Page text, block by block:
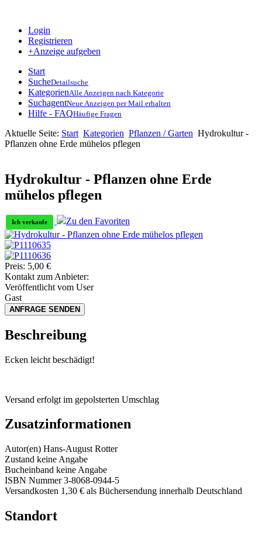
Login
Registrieren
+Anzeige aufgeben
Start
SucheDetailsuche
KategorienAlle Anzeigen nach Kategorie
SuchagentNeue Anzeigen per Mail erhalten
Hilfe - FAQHäufige Fragen
Aktuelle Seite: Start Kategorien Pflanzen / Garten Hydrokultur -
Pflanzen ohne Erde mühelos pflegen
Hydrokultur - Pflanzen ohne Erde
mühelos pflegen
Ich verkaufe Zu den Favoriten
Preis: 5,00 €
Kontakt zum Anbieter:
Veröffentlicht vom User
Gast
ANFRAGE SENDEN
Beschreibung
Ecken leicht beschädigt!
Versand erfolgt im gepolsterten Umschlag
Zusatzinformationen
Autor(en) Hans-August Rotter
Zustand keine Angabe
Bucheinband keine Angabe
ISBN Nummer 3-8068-0944-5
Versandkosten 1,30 € als Büchersendung innerhalb Deutschland
Standort